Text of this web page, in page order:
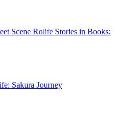
Rolife Stories in Books:
Sakura Journey